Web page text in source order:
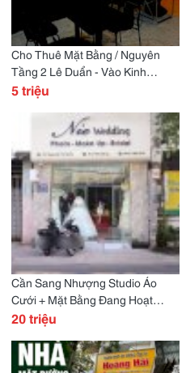
Cho Thuê Mặt Bằng / Nguyên
Tầng 2 Lê Duẩn - Vào Kinh
Doanh Ngay Vị Trí: Mặt Tiền
Khê, Đà Nẵng
5 triệu
Cần Sang Nhượng Studio Áo
Cưới + Mặt Bằng Đang Hoạt
Động Bình Thường Tại 170
Thới Hiệp
20 triệu